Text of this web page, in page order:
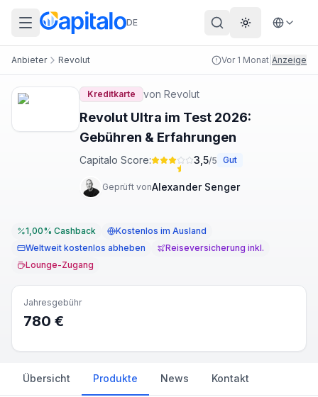
DE Theme
Anbieter Revolut Vor 1 Monat Anzeige
Kreditkarte von Revolut
Revolut Ultra im Test 2026:
Gebühren & Erfahrungen
Capitalo Score: 3,5/5 Gut
Geprüft vonAlexander Senger
1,00% Cashback
Kostenlos im Ausland
Weltweit kostenlos abheben
Reiseversicherung inkl.
Lounge-Zugang
Jahresgebühr
780 €
Übersicht Produkte News Kontakt